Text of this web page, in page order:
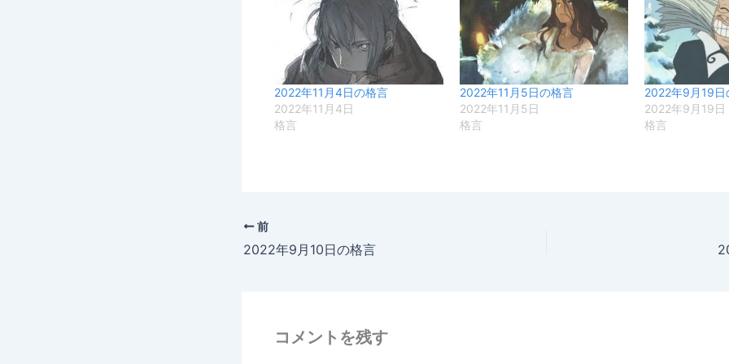
2022年11月4日の格言
2022年11月4日
格言
2022年11月5日の格言
2022年11月5日
格言
2022年9月19日
2022年9月19日
格言
前
2022年9月10日の格言
コメントを残す